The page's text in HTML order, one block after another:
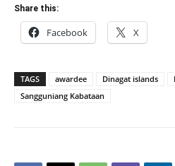
Share this:
Facebook X
TAGS awardee Dinagat islands
Sangguniang Kabataan